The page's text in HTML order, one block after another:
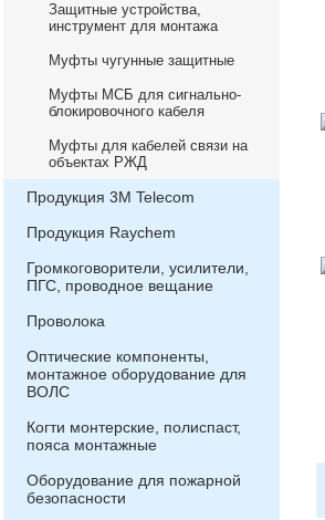
Защитные устройства,
инструмент для монтажа
Муфты чугунные защитные
Муфты МСБ для сигнально-
блокировочного кабеля
Муфты для кабелей связи на
объектах РЖД
Продукция 3М Telecom
Продукция Raychem
Громкоговорители, усилители,
ПГС, проводное вещание
Проволока
Оптические компоненты,
монтажное оборудование для
ВОЛС
Когти монтерские, полиспаст,
пояса монтажные
Оборудование для пожарной
безопасности